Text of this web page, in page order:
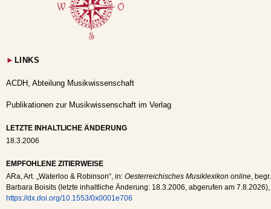
► LINKS
ACDH, Abteilung Musikwissenschaft
Publikationen zur Musikwissenschaft im Verlag
LETZTE INHALTLICHE ÄNDERUNG
18.3.2006
EMPFOHLENE ZITIERWEISE
ARa, Art. „Waterloo & Robinson“, in: Oesterreichisches Musiklexikon online,
Barbara Boisits (letzte inhaltliche Änderung: 18.3.2006, abgerufen am 7.8.2026),
https://dx.doi.org/10.1553/0x0001e706